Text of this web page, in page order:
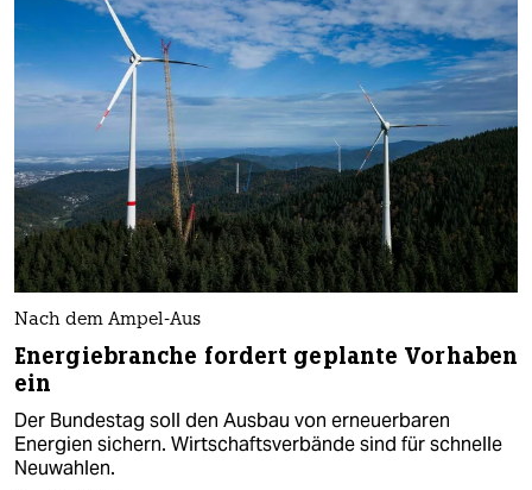
Nach dem Ampel-Aus
Energiebranche fordert geplante Vorhaben
ein
Der Bundestag soll den Ausbau von erneuerbaren
Energien sichern. Wirtschafts­verbände sind für schnelle
Neuwahlen.